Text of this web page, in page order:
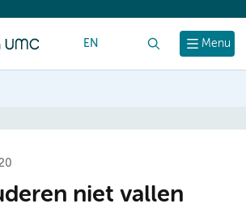
Menu
EN
niet vallen